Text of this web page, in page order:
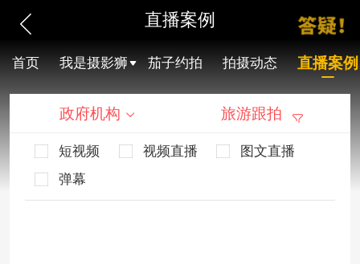
直播案例
首页 我是摄影狮 茄子约拍 拍摄动态 直播案例
政府机构 旅游跟拍
短视频 视频直播
图文直播
弹幕